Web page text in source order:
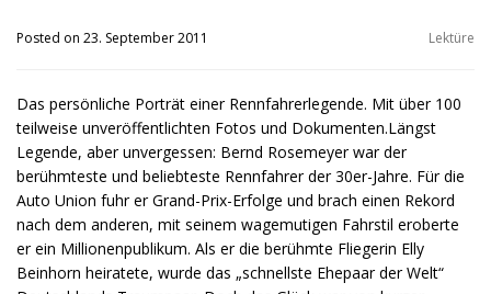
Posted on 23. September 2011 Lektüre
Das persönliche Porträt einer Rennfahrerlegende. Mit über 100
teilweise unveröffentlichten Fotos und Dokumenten.Längst
Legende, aber unvergessen: Bernd Rosemeyer war der
berühmteste und beliebteste Rennfahrer der 30er-Jahre. Für die
Auto Union fuhr er Grand-Prix-Erfolge und brach einen Rekord
nach dem anderen, mit seinem wagemutigen Fahrstil eroberte
er ein Millionenpublikum. Als er die berühmte Fliegerin Elly
Beinhorn heiratete, wurde das „schnellste Ehepaar der Welt“